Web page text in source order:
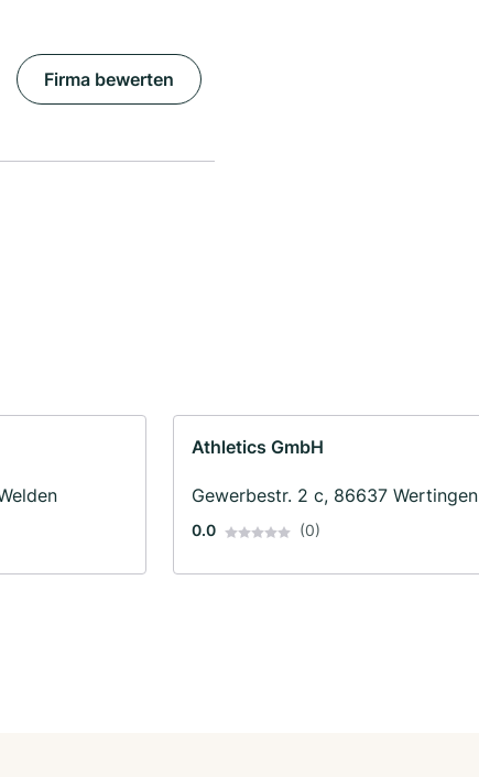
Firma bewerten
Athletics GmbH
Gewerbestr. 2 c, 86637 Wertingen
0.0 (0)